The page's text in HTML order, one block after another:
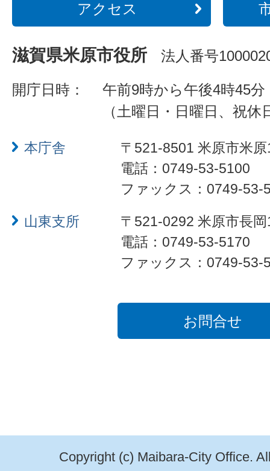
アクセス
滋賀県米原市役所 法人番号
開庁日時：
午前9時から午後4時45分
（土曜日・日曜日、祝
本庁舎
〒521-8501 米原市米
電話：0749-53-5100
ファックス：0749-53-
山東支所
〒521-0292 米原市長
電話：0749-53-5170
ファックス：0749-53-
お問合せ
Copyright (c) Maibara-City Office.